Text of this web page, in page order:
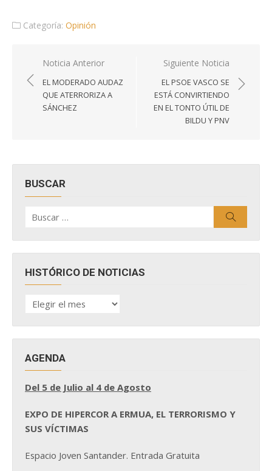
Categoría: Opinión
Navegación
de
entradas
Noticia Anterior
EL MODERADO AUDAZ
QUE ATERRORIZA A
SÁNCHEZ
Siguiente Noticia
EL PSOE VASCO SE
ESTÁ CONVIRTIENDO
EN EL TONTO ÚTIL DE
BILDU Y PNV
BUSCAR
por:
HISTÓRICO DE NOTICIAS
HISTÓRICO
DE
AGENDA
Del 5 de Julio al 4 de Agosto
EXPO DE HIPERCOR A ERMUA, EL TERRORISMO Y
SUS VÍCTIMAS
Espacio Joven Santander. Entrada Gratuita